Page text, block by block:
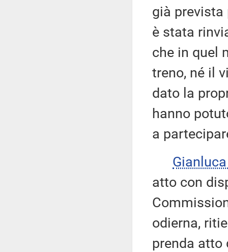
già prevista
è stata
che in quel
treno, né il
dato la
hanno
a
atto con
odierna,
prenda atto